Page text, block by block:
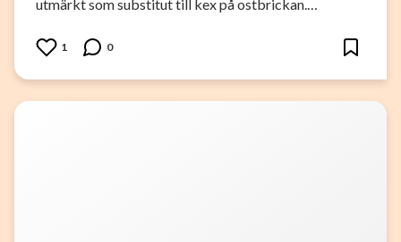
utmärkt som substitut till kex på ostbrickan.…
1 0